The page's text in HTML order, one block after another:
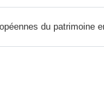
du patrimoine